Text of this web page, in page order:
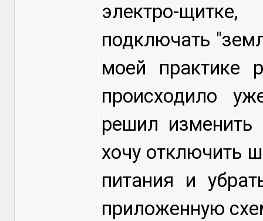
электро-
подключать
моей практике
происходило
решил изменить
хочу отключить
питания и
приложенную